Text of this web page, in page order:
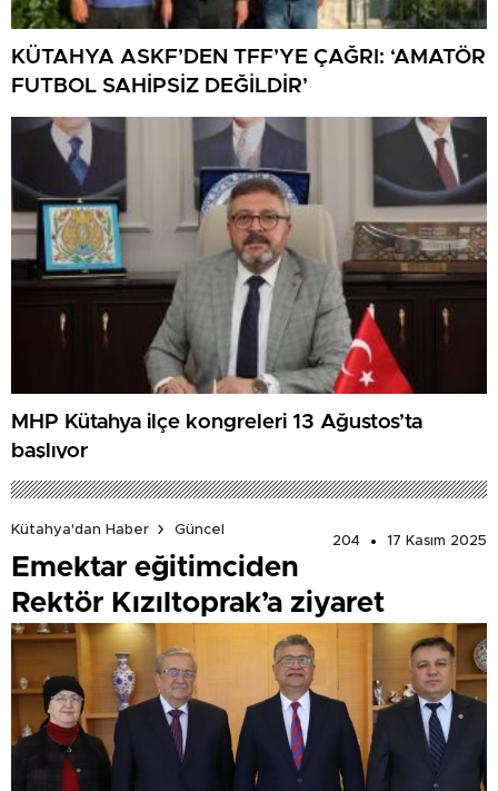
KÜTAHYA ASKF’DEN TFF’YE ÇAĞRI: ‘AMATÖR
FUTBOL SAHİPSİZ DEĞİLDİR’
MHP Kütahya ilçe kongreleri 13 Ağustos’ta
başlıyor
Kütahya'dan Haber
Güncel
204
17 Kasım 2025
Emektar eğitimciden
Rektör Kızıltoprak’a ziyaret